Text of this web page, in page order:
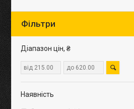
Фільтри
Діапазон цін, ₴
Наявність